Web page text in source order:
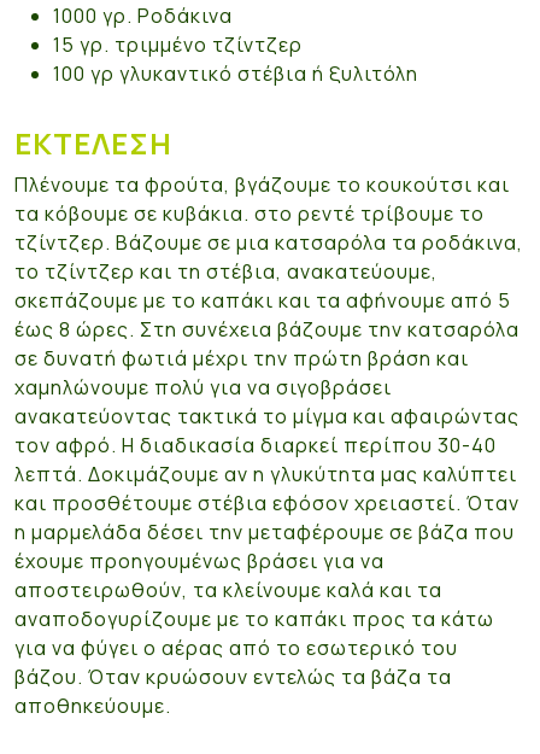
1000 γρ. Ροδάκινα
15 γρ. τριμμένο τζίντζερ
100 γρ γλυκαντικό στέβια ή ξυλιτόλη
ΕΚΤΈΛΕΣΗ
Πλένουμε τα φρούτα, βγάζουμε το κουκούτσι και
τα κόβουμε σε κυβάκια. στο ρεντέ τρίβουμε το
τζίντζερ. Βάζουμε σε μια κατσαρόλα τα ροδάκινα,
το τζίντζερ και τη στέβια, ανακατεύουμε,
σκεπάζουμε με το καπάκι και τα αφήνουμε από 5
έως 8 ώρες. Στη συνέχεια βάζουμε την κατσαρόλα
σε δυνατή φωτιά μέχρι την πρώτη βράση και
χαμηλώνουμε πολύ για να σιγοβράσει
ανακατεύοντας τακτικά το μίγμα και αφαιρώντας
τον αφρό. Η διαδικασία διαρκεί περίπου 30-40
λεπτά. Δοκιμάζουμε αν η γλυκύτητα μας καλύπτει
και προσθέτουμε στέβια εφόσον χρειαστεί. Όταν
η μαρμελάδα δέσει την μεταφέρουμε σε βάζα που
έχουμε προηγουμένως βράσει για να
αποστειρωθούν, τα κλείνουμε καλά και τα
αναποδογυρίζουμε με το καπάκι προς τα κάτω
για να φύγει ο αέρας από το εσωτερικό του
βάζου. Όταν κρυώσουν εντελώς τα βάζα τα
αποθηκεύουμε.